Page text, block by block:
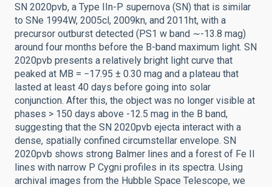
SN 2020pvb, a Type IIn-P supernova (SN) that is similar
to SNe 1994W, 2005cl, 2009kn, and 2011ht, with a
precursor outburst detected (PS1 w band ∼-13.8 mag)
around four months before the B-band maximum light. SN
2020pvb presents a relatively bright light curve that
peaked at MB = −17.95 ± 0.30 mag and a plateau that
lasted at least 40 days before going into solar
conjunction. After this, the object was no longer visible at
phases > 150 days above -12.5 mag in the B band,
suggesting that the SN 2020pvb ejecta interact with a
dense, spatially confined circumstellar envelope. SN
2020pvb shows strong Balmer lines and a forest of Fe II
lines with narrow P Cygni profiles in its spectra. Using
archival images from the Hubble Space Telescope, we